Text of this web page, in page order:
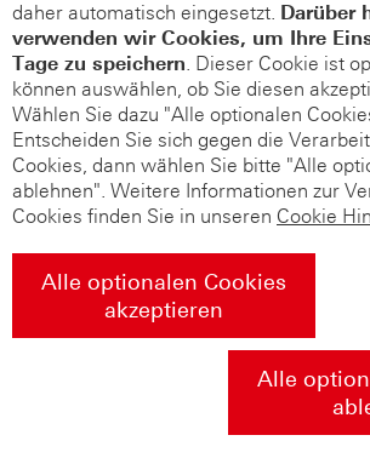
daher automatisch eingesetzt. Darüber
verwenden wir Cookies, um Ihre
Tage zu speichern. Dieser Cookie ist
können auswählen, ob Sie diesen
Wählen Sie dazu "Alle optionalen
Entscheiden Sie sich gegen die
Cookies, dann wählen Sie bitte "Alle
ablehnen". Weitere Informationen zur
Cookies finden Sie in unseren Cookie
Alle optionalen Cookies
akzeptieren
Alle